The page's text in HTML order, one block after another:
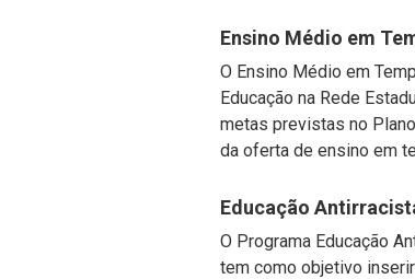
Ensino Médio em
O Ensino Médio em
Educação na Rede
metas previstas no
da oferta de ensino em
Educação
O Programa Educação
tem como objetivo